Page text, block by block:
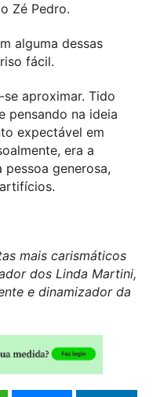
Zé Pedro.
alguma dessas
fácil.
aproximar. Tido
pensando na ideia
expectável em
era a
pessoa generosa,
mais carismáticos
dos Linda Martini,
e dinamizador da